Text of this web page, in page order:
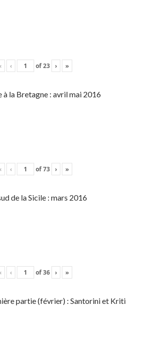
‹ of23 › »
à la Bretagne : avril mai 2016
‹ of73 › »
de la Sicile : mars 2016
‹ of36 › »
partie (février) : Santorini et Kriti